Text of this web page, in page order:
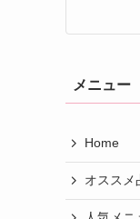
メニュー
Home
オススメ